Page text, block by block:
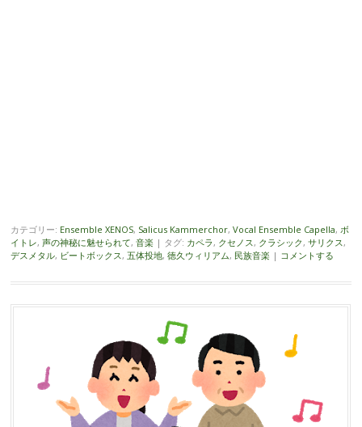
カテゴリー: Ensemble XENOS, Salicus Kammerchor, Vocal Ensemble Capella, ボ
イトレ, 声の神秘に魅せられて, 音楽 | タグ: カペラ, クセノス, クラシック, サリクス,
デスメタル, ビートボックス, 五体投地, 徳久ウィリアム, 民族音楽 | コメントする